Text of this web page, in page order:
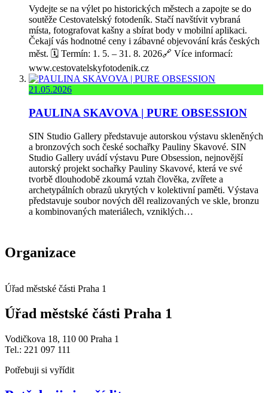
Vydejte se na výlet po historických městech a zapojte se do
soutěže Cestovatelský fotodeník. Stačí navštívit vybraná
místa, fotografovat kašny a sbírat body v mobilní aplikaci.
Čekají vás hodnotné ceny i zábavné objevování krás českých
měst. 🗓️ Termín: 1. 5. – 31. 8. 2026🔗 Více informací:
www.cestovatelskyfotodenik.cz
21.05.2026
PAULINA SKAVOVA | PURE OBSESSION
SIN Studio Gallery představuje autorskou výstavu skleněných
a bronzových soch české sochařky Pauliny Skavové. SIN
Studio Gallery uvádí výstavu Pure Obsession, nejnovější
autorský projekt sochařky Pauliny Skavové, která ve své
tvorbě dlouhodobě zkoumá vztah člověka, zvířete a
archetypálních obrazů ukrytých v kolektivní paměti. Výstava
představuje soubor nových děl realizovaných ve skle, bronzu
a kombinovaných materiálech, vzniklých…
Organizace
Úřad městské části Praha 1
Úřad městské části Praha 1
Vodičkova 18, 110 00 Praha 1
Tel.: 221 097 111
Potřebuji si vyřídit